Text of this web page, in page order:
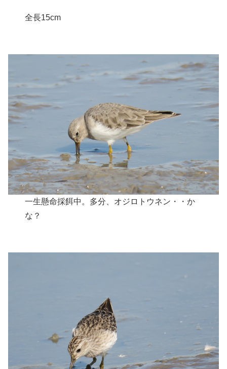
全長15cm
一生懸命採餌中。多分、オジロトウネン・・か
な？